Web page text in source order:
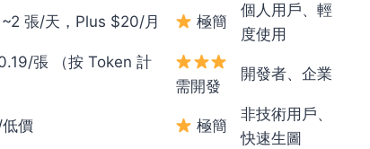
張/天，Plus $20/月 極簡
個人用戶、輕
度使用
張 （按 Token 計
需開發
開發者、企業
價 極簡
非技術用戶、
快速生圖